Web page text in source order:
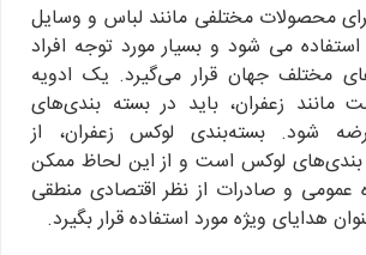
محصولات مختلفی مانند لباس و وسایل
استفاده می شود و بسیار مورد توجه افراد
مختلف جهان قرار می‌گیرد. یک ادویه
مانند زعفران، باید در بسته بندی‌های
شود. بسته‌بندی لوکس زعفران، از
لوکس است و از این لحاظ ممکن
عمومی و صادرات از نظر اقتصادی منطقی
هدایای ویژه مورد استفاده قرار بگیرد.